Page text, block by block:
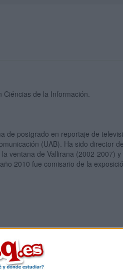
de la Información.
de postgrado en reportaje de
(UAB). Ha sido director
ventana de Vallirana (2002-2007)
2010 fue comisario de la